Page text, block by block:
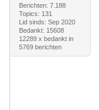
Berichten: 7.188
Topics: 131
Lid sinds: Sep 2020
Bedankt: 15608
12289 x bedankt in
5769 berichten